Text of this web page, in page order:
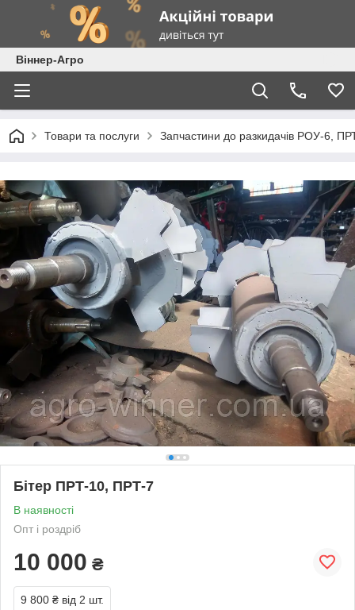
Віннер-Агро
Товари та послуги Запчастини до разкидачів РОУ-6,
Бітер ПРТ-10, ПРТ-7
В наявності
Опт і роздріб
10 000 ₴
9 800 ₴ від 2 шт.